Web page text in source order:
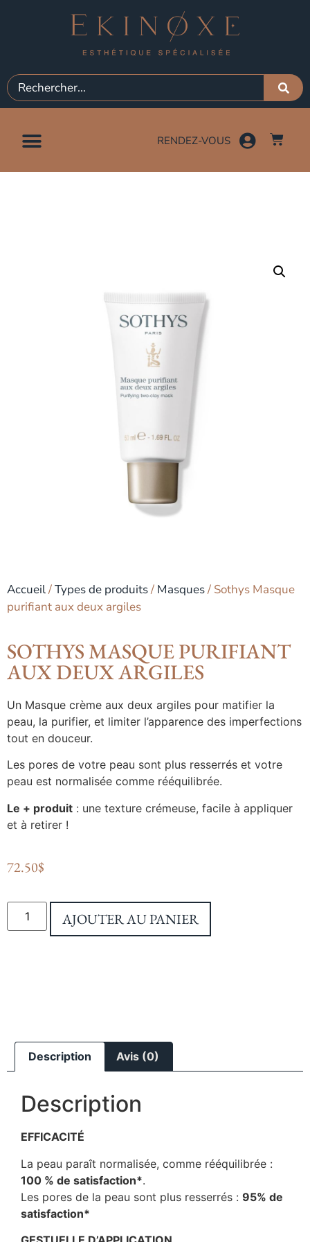
RENDEZ-VOUS
Accueil/Types de produits/ Masques/ Sothys Masque
purifiant aux deux argiles
SOTHYS MASQUE PURIFIANT
AUX DEUX ARGILES
Un Masque crème aux deux argiles pour matifier la
peau, la purifier, et limiter l’apparence des imperfections
tout en douceur.
Les pores de votre peau sont plus resserrés et votre
peau est normalisée comme rééquilibrée.
Le + produit : une texture crémeuse, facile à appliquer
et à retirer !
72.50$
AJOUTER AU PANIER
Description Avis (0)
Description
EFFICACITÉ
La peau paraît normalisée, comme rééquilibrée :
100 % de satisfaction*.
Les pores de la peau sont plus resserrés : 95% de
satisfaction*